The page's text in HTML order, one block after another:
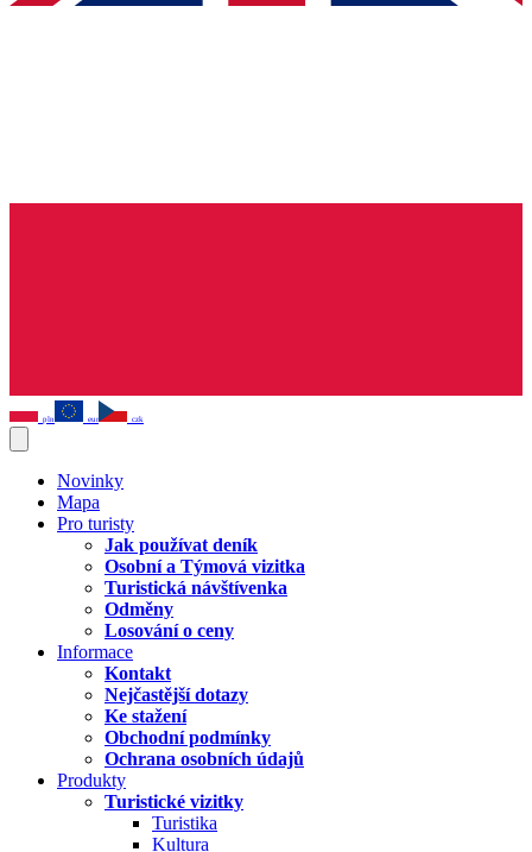
pln eur czk
Novinky
Mapa
Pro turisty
Jak používat deník
Osobní a Týmová vizitka
Turistická návštívenka
Odměny
Losování o ceny
Informace
Kontakt
Nejčastější dotazy
Ke stažení
Obchodní podmínky
Ochrana osobních údajů
Produkty
Turistické vizitky
Turistika
Kultura